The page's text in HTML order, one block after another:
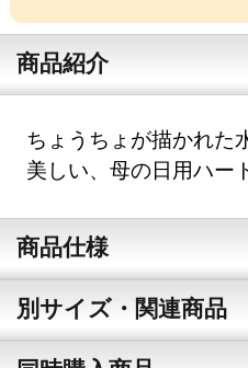
商品紹介
ちょうちょが描かれた
美しい、母の日用ハー
商品仕様
別サイズ・関連商品